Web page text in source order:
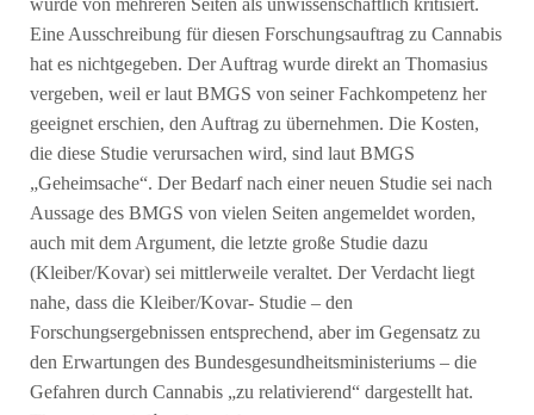
wurde von mehreren Seiten als unwissenschaftlich kritisiert.
Eine Ausschreibung für diesen Forschungsauftrag zu Cannabis
hat es nichtgegeben. Der Auftrag wurde direkt an Thomasius
vergeben, weil er laut BMGS von seiner Fachkompetenz her
geeignet erschien, den Auftrag zu übernehmen. Die Kosten,
die diese Studie verursachen wird, sind laut BMGS
„Geheimsache“. Der Bedarf nach einer neuen Studie sei nach
Aussage des BMGS von vielen Seiten angemeldet worden,
auch mit dem Argument, die letzte große Studie dazu
(Kleiber/Kovar) sei mittlerweile veraltet. Der Verdacht liegt
nahe, dass die Kleiber/Kovar- Studie – den
Forschungsergebnissen entsprechend, aber im Gegensatz zu
den Erwartungen des Bundesgesundheitsministeriums – die
Gefahren durch Cannabis „zu relativierend“ dargestellt hat.